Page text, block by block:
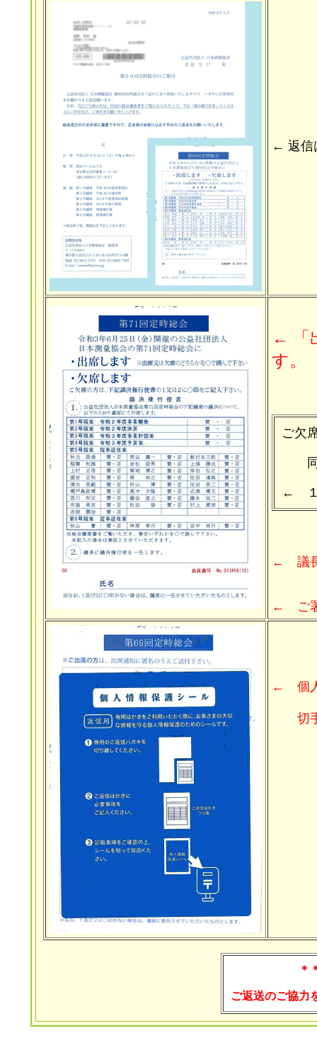
← 返信
← 「
す。
ご欠
同
← １
← 議長
← ご署
← 個人
切手
＊
ご返送のご協